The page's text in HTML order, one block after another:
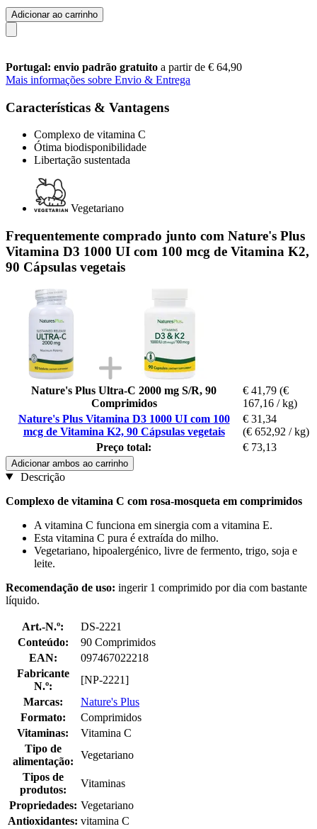
Adicionar ao carrinho
Portugal: envio padrão gratuito a partir de € 64,90
Mais informações sobre Envio & Entrega
Características & Vantagens
Complexo de vitamina C
Ótima biodisponibilidade
Libertação sustentada
Vegetariano
Frequentemente comprado junto com Nature's Plus
Vitamina D3 1000 UI com 100 mcg de Vitamina K2,
90 Cápsulas vegetais
Nature's Plus Ultra-C 2000 mg S/R, 90
Comprimidos
€ 41,79 (€
167,16 / kg)
Nature's Plus Vitamina D3 1000 UI com 100
mcg de Vitamina K2, 90 Cápsulas vegetais
€ 31,34
(€ 652,92 / kg)
Preço total:
€ 73,13
Adicionar ambos ao carrinho
Descrição
Complexo de vitamina C com rosa-mosqueta em comprimidos
A vitamina C funciona em sinergia com a vitamina E.
Esta vitamina C pura é extraída do milho.
Vegetariano, hipoalergénico, livre de fermento, trigo, soja e
leite.
Recomendação de uso: ingerir 1 comprimido por dia com bastante
líquido.
Art.-N.º:
DS-2221
Conteúdo:
90 Comprimidos
EAN:
097467022218
Fabricante
N.º:
[NP-2221]
Marcas:
Nature's Plus
Formato:
Comprimidos
Vitaminas:
Vitamina C
Tipo de
alimentação:
Vegetariano
Tipos de
produtos:
Vitaminas
Propriedades: Vegetariano
Antioxidantes: vitamina C